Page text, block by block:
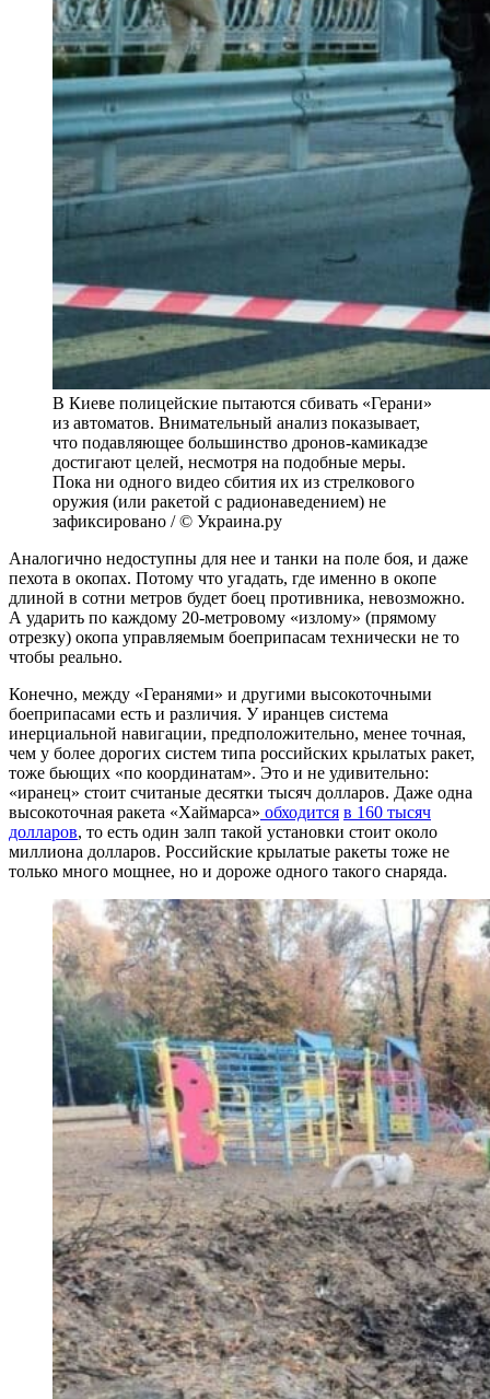
В Киеве полицейские пытаются сбивать «Герани»
из автоматов. Внимательный анализ показывает,
что подавляющее большинство дронов-камикадзе
достигают целей, несмотря на подобные меры.
Пока ни одного видео сбития их из стрелкового
оружия (или ракетой с радионаведением) не
зафиксировано / © Украина.ру
Аналогично недоступны для нее и танки на поле боя, и даже
пехота в окопах. Потому что угадать, где именно в окопе
длиной в сотни метров будет боец противника, невозможно.
А ударить по каждому 20-метровому «излому» (прямому
отрезку) окопа управляемым боеприпасам технически не то
чтобы реально.
Конечно, между «Геранями» и другими высокоточными
боеприпасами есть и различия. У иранцев система
инерциальной навигации, предположительно, менее точная,
чем у более дорогих систем типа российских крылатых ракет,
тоже бьющих «по координатам». Это и не удивительно:
«иранец» стоит считаные десятки тысяч долларов. Даже одна
высокоточная ракета «Хаймарса» обходится в 160 тысяч
долларов, то есть один залп такой установки стоит около
миллиона долларов. Российские крылатые ракеты тоже не
только много мощнее, но и дороже одного такого снаряда.